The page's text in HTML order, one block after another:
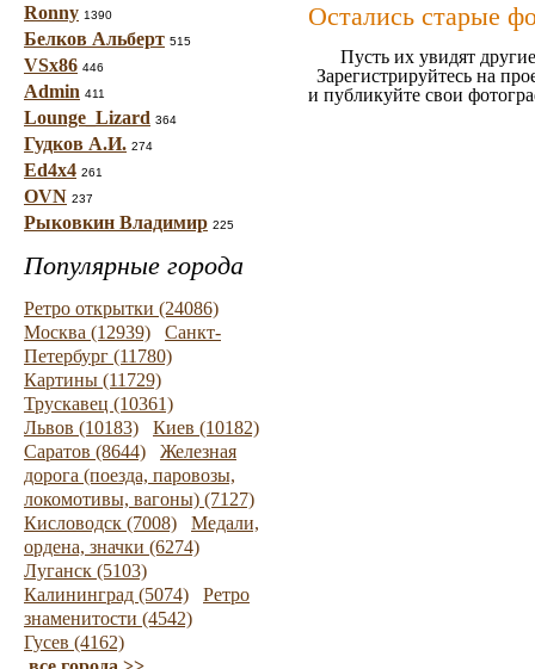
Ronny 1390
Белков Альберт 515
VSx86 446
Admin 411
Lounge_Lizard 364
Гудков А.И. 274
Ed4x4 261
OVN 237
Рыковкин Владимир 225
Популярные города
Ретро открытки (24086)
Москва (12939)
Санкт-
Петербург (11780)
Картины (11729)
Трускавец (10361)
Львов (10183)
Киев (10182)
Саратов (8644)
Железная
дорога (поезда, паровозы,
локомотивы, вагоны) (7127)
Кисловодск (7008)
Медали,
ордена, значки (6274)
Луганск (5103)
Калининград (5074)
Ретро
знаменитости (4542)
Гусев (4162)
Остались старые
Пусть их увидят
Зарегистрируйтесь на
и публикуйте свои